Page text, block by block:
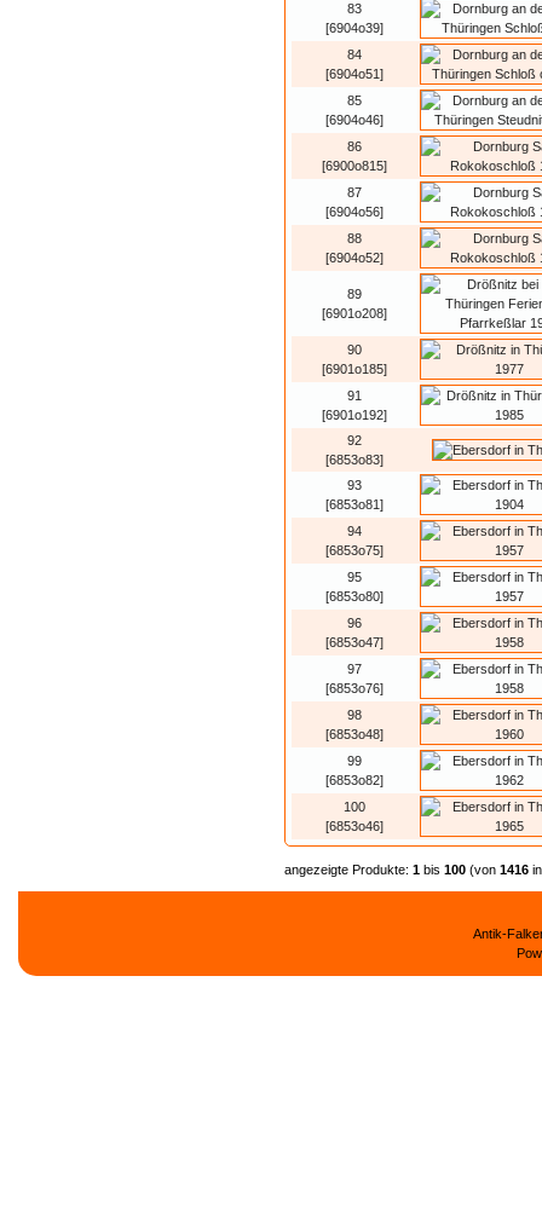
83
[6904o39]
84
[6904o51]
85
[6904o46]
86
[6900o815]
87
[6904o56]
88
[6904o52]
89
[6901o208]
90
[6901o185]
91
[6901o192]
92
[6853o83]
93
[6853o81]
94
[6853o75]
95
[6853o80]
96
[6853o47]
97
[6853o76]
98
[6853o48]
99
[6853o82]
100
[6853o46]
angezeigte Produkte: 1 bis 100 (von 1416
Antik-